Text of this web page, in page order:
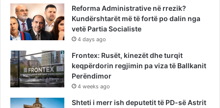
Reforma Administrative në rrezik?
Kundërshtarët më të fortë po dalin nga
vetë Partia Socialiste
4 days ago
Frontex: Rusët, kinezët dhe turqit
keqpërdorin regjimin pa viza të Ballkanit
Perëndimor
4 weeks ago
Shteti i merr ish deputetit të PD-së Astrit